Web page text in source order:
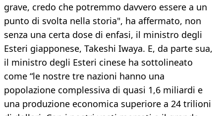
grave, credo che potremmo davvero essere a un
punto di svolta nella storia", ha affermato, non
senza una certa dose di enfasi, il ministro degli
Esteri giapponese, Takeshi Iwaya. E, da parte sua,
il ministro degli Esteri cinese ha sottolineato
come “le nostre tre nazioni hanno una
popolazione complessiva di quasi 1,6 miliardi e
una produzione economica superiore a 24 trilioni